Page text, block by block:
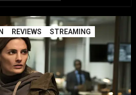
REVIEWS
STREAMING